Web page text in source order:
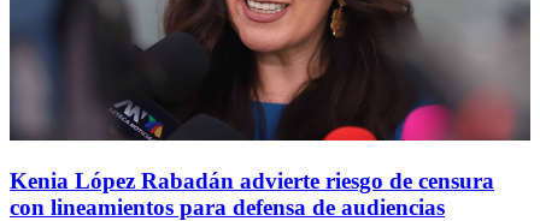
Kenia López Rabadán advierte riesgo de censura
con lineamientos para defensa de audiencias